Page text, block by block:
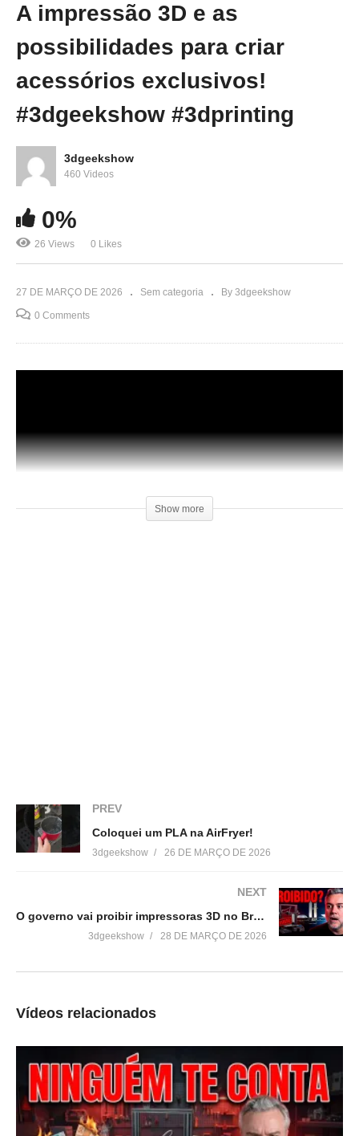
A impressão 3D e as
possibilidades para criar
acessórios exclusivos!
#3dgeekshow #3dprinting
3dgeekshow
460 Videos
0%
26 Views 0 Likes
27 DE MARÇO DE 2026 Sem categoria By 3dgeekshow
0 Comments
as Garras do Wolverine para
Cosplay
4 de março de 2017
Em "Acabamento em
Show more
PREV
Coloquei um PLA na AirFryer!
3dgeekshow 26 DE MARÇO DE 2026
NEXT
O governo vai proibir impressoras 3D no Brasil??”
3dgeekshow 28 DE MARÇO DE 2026
Vídeos relacionados